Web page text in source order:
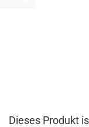
Dieses Produkt